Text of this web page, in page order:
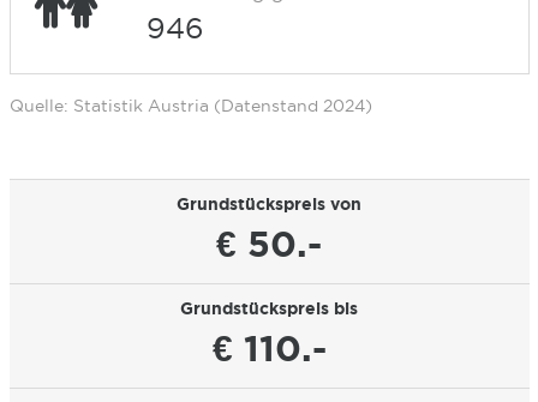
946
Quelle: Statistik Austria (Datenstand 2024)
Grundstückspreis von
€ 50.-
Grundstückspreis bis
€ 110.-